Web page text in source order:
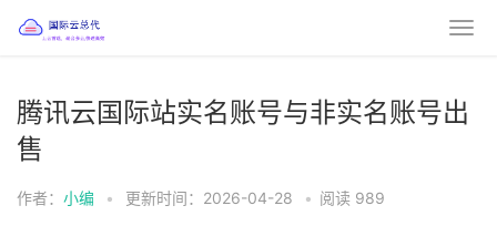
腾讯云国际站实名账号与非实名账号出
售
作者： 小编 • 更新时间：2026-04-28 • 阅读 989